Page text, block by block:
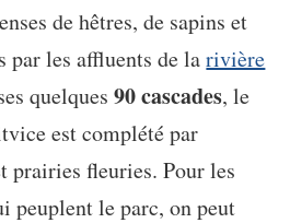
de hêtres, de sapins et
par les affluents de larivière
quelques90 cascades, le
est complété par
prairies fleuries. Pour les
peuplent le parc, on peut